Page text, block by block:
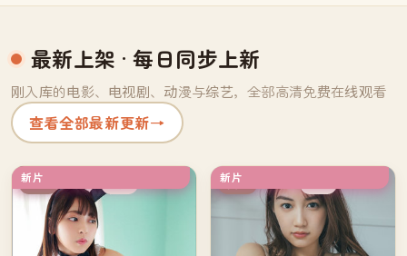
最新上架 · 每日同步上新
刚入库的电影、电视剧、动漫与综艺，全部高清免费在线观看
查看全部最新更新→
新片
中国 新片
英国